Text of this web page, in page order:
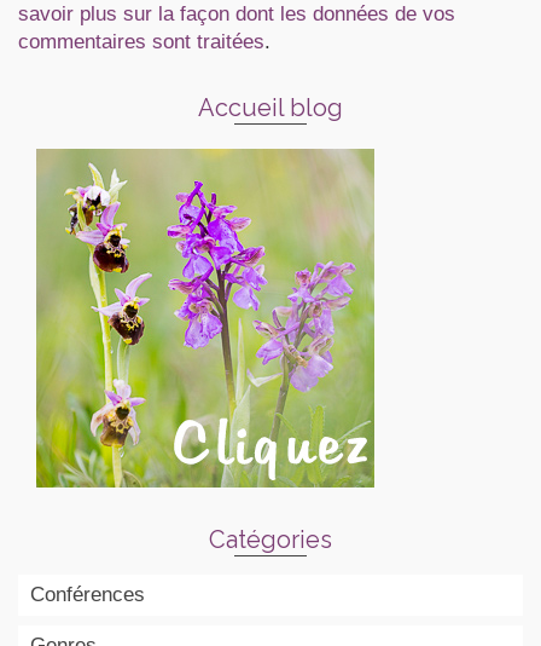
savoir plus sur la façon dont les données de vos
commentaires sont traitées.
Accueil blog
Catégories
Conférences